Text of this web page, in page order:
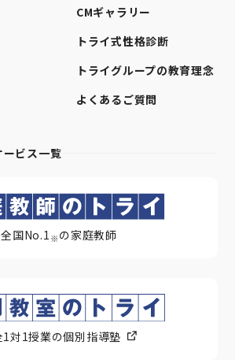
CMギャラリー
トライ式性格診断
トライグループの教育理念
よくあるご質問
ービス一覧
全国No.1 ※ の家庭教師
1対1授業の個別指導塾